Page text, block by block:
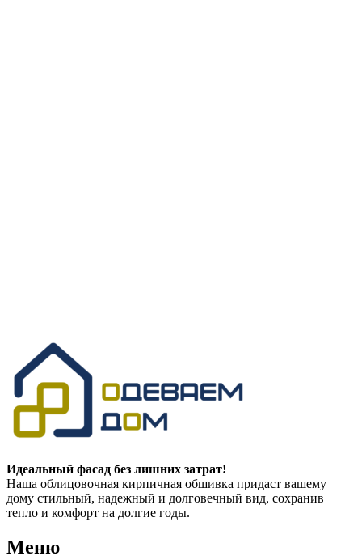
Идеальный фасад без лишних затрат!
Наша облицовочная кирпичная обшивка придаст вашему
дому стильный, надежный и долговечный вид, сохранив
тепло и комфорт на долгие годы.
Меню